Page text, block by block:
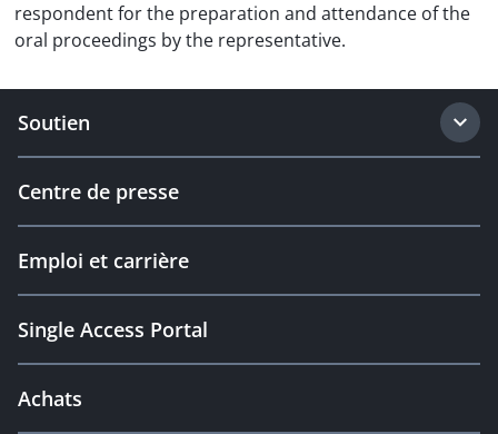
respondent for the preparation and attendance of the
oral proceedings by the representative.
Soutien
Centre de presse
Emploi et carrière
Single Access Portal
Achats